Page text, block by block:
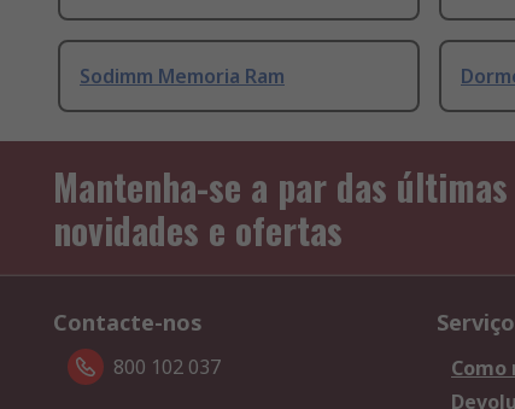
Sodimm Memoria Ram
Mantenha-se a par das últimas
novidades e ofertas
Contacte-nos
800 102 037